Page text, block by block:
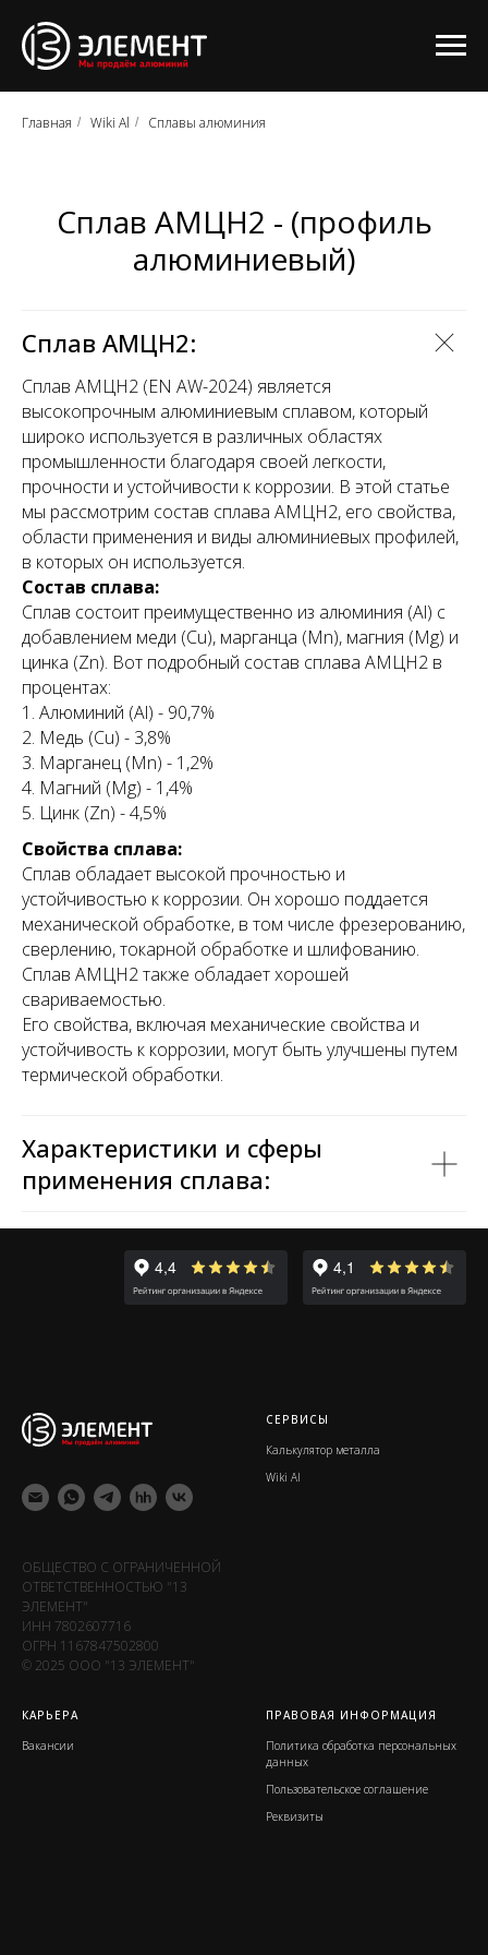
Главная / Wiki Al / Сплавы алюминия
Сплав АМЦН2 - (профиль
алюминиевый)
Сплав АМЦН2:
Сплав АМЦН2 (EN AW-2024) является
высокопрочным алюминиевым сплавом, который
широко используется в различных областях
промышленности благодаря своей легкости,
прочности и устойчивости к коррозии. В этой статье
мы рассмотрим состав сплава АМЦН2, его свойства,
области применения и виды алюминиевых профилей,
в которых он используется.
Состав сплава:
Сплав состоит преимущественно из алюминия (Al) с
добавлением меди (Cu), марганца (Mn), магния (Mg) и
цинка (Zn). Вот подробный состав сплава АМЦН2 в
процентах:
Алюминий (Al) - 90,7%
Медь (Cu) - 3,8%
Марганец (Mn) - 1,2%
Магний (Mg) - 1,4%
Цинк (Zn) - 4,5%
Свойства сплава:
Сплав обладает высокой прочностью и
устойчивостью к коррозии. Он хорошо поддается
механической обработке, в том числе фрезерованию,
сверлению, токарной обработке и шлифованию.
Сплав АМЦН2 также обладает хорошей
свариваемостью.
Его свойства, включая механические свойства и
устойчивость к коррозии, могут быть улучшены путем
термической обработки.
Характеристики и сферы
применения сплава:
ОБЩЕСТВО С ОГРАНИЧЕННОЙ
ОТВЕТСТВЕННОСТЬЮ "13
ЭЛЕМЕНТ"
ИНН 7802607716
ОГРН 1167847502800
© 2025 ООО "13 ЭЛЕМЕНТ"
СЕРВИСЫ
Калькулятор металла
Wiki Al
КАРЬЕРА
Вакансии
ПРАВОВАЯ ИНФОРМАЦИЯ
Политика обработка персональных
данных
Пользовательское соглашение
Реквизиты